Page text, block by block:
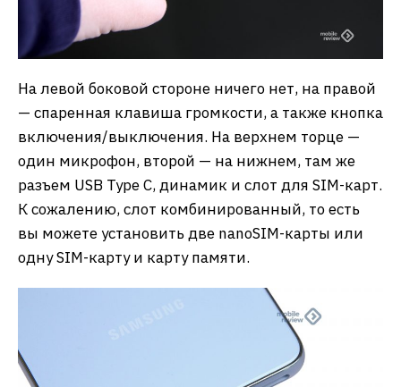
На левой боковой стороне ничего нет, на правой
— спаренная клавиша громкости, а также кнопка
включения/выключения. На верхнем торце —
один микрофон, второй — на нижнем, там же
разъем USB Type C, динамик и слот для SIM-карт.
К сожалению, слот комбинированный, то есть
вы можете установить две nanoSIM-карты или
одну SIM-карту и карту памяти.